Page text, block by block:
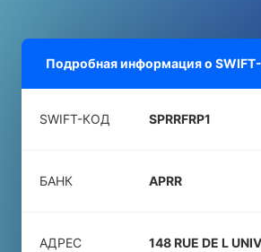
Подробная информация о
SWIFT-КОД SPRRFRP1
БАНК APRR
АДРЕС 148 RUE DE L